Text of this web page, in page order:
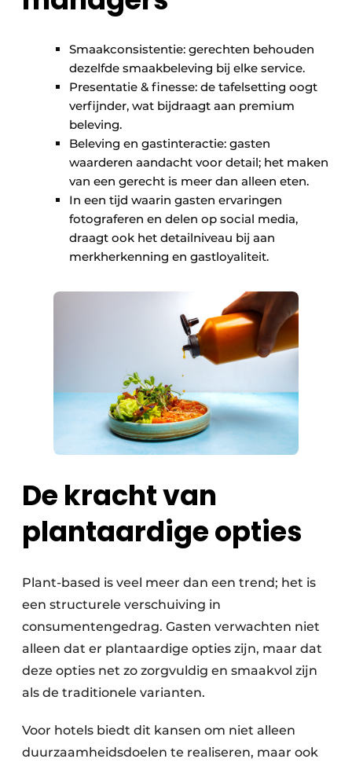
Smaakconsistentie: gerechten behouden
dezelfde smaakbeleving bij elke service.
Presentatie & finesse: de tafelsetting oogt
verfijnder, wat bijdraagt aan premium
beleving.
Beleving en gastinteractie: gasten
waarderen aandacht voor detail; het maken
van een gerecht is meer dan alleen eten.
In een tijd waarin gasten ervaringen
fotograferen en delen op social media,
draagt ook het detailniveau bij aan
merkherkenning en gastloyaliteit.
De kracht van
plantaardige opties
Plant-based is veel meer dan een trend; het is
een structurele verschuiving in
consumentengedrag. Gasten verwachten niet
alleen dat er plantaardige opties zijn, maar dat
deze opties net zo zorgvuldig en smaakvol zijn
als de traditionele varianten.
Voor hotels biedt dit kansen om niet alleen
duurzaamheidsdoelen te realiseren, maar ook